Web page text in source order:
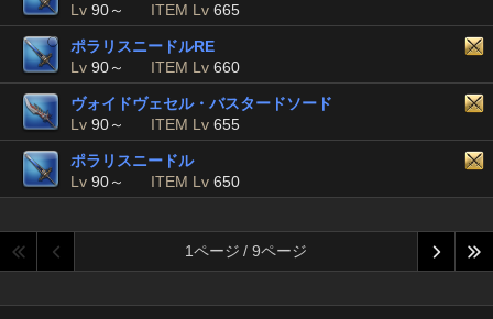
Lv 90～ ITEM Lv 665
ポラリスニードルRE
Lv 90～ ITEM Lv 660
ヴォイドヴェセル・バスタードソード
Lv 90～ ITEM Lv 655
ポラリスニードル
Lv 90～ ITEM Lv 650
1ページ / 9ページ